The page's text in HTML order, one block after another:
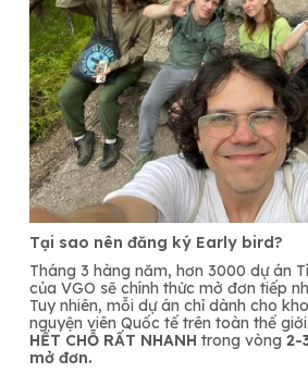
Tại sao nên đăng ký Early bird?
Tháng 3 hàng năm, hơn 3000 dự án
của VGO sẽ chính thức mở đơn tiếp
Tuy nhiên, mỗi dự án chỉ dành cho
nguyện viên Quốc tế trên toàn thế
HẾT CHỖ RẤT NHANH trong vòng 2-
mở đơn.